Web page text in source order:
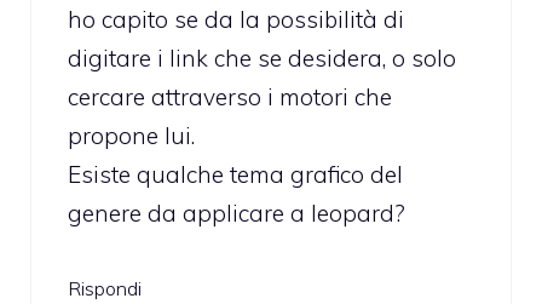
ho capito se da la possibilità di
digitare i link che se desidera, o solo
cercare attraverso i motori che
propone lui.
Esiste qualche tema grafico del
genere da applicare a leopard?
Rispondi